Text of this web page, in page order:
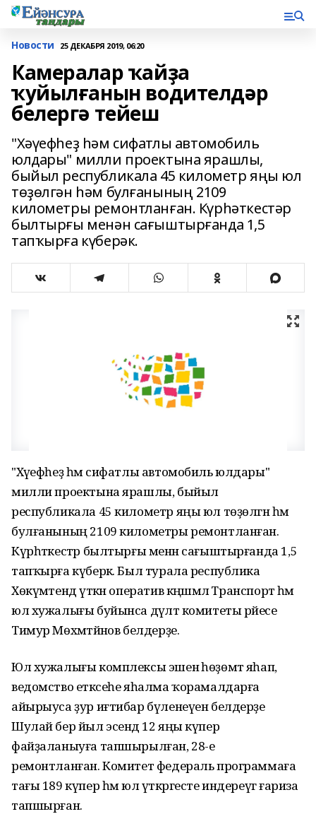
Новости 25 ДЕКАБРЯ 2019, 06:20
Камералар ҡайҙа
ҡуйылғанын водителдәр
белергә тейеш
"Хәүефһеҙ һәм сифатлы автомобиль
юлдары" милли проектына ярашлы,
быйыл республикала 45 километр яңы юл
төҙөлгән һәм булғанының 2109
километры ремонтланған. Күрһәткестәр
былтырғы менән сағыштырғанда 1,5
тапҡырға күберәк.
"Хәүефһеҙ һәм сифатлы автомобиль юлдары"
милли проектына ярашлы, быйыл
республикала 45 километр яңы юл төҙөлгән һәм
булғанының 2109 километры ремонтланған.
Күрһәткестәр былтырғы менән сағыштырғанда 1,5
тапҡырға күберәк. Был турала республика
Хөкүмәтендә үткән оператив кәңәшмәлә Транспорт һәм
юл хужалығы буйынса дәүләт комитеты рәйесе
Тимур Мөхәмәтйәнов белдерҙе.
Юл хужалығы комплексы эшенә һөҙөмтә яһап,
ведомство етәксеһе яһалма ҡорамалдарға
айырыуса ҙур иғтибар бүленеүен белдерҙе
Шулай бер йыл эсендә 12 яңы күпер
файҙаланыуға тапшырылған, 28-е
ремонтланған. Комитет федераль программаға
тағы 189 күпер һәм юл үткәргесте индереүгә ғариза
тапшырған.